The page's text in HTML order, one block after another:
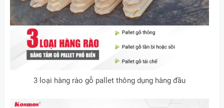
3 loại hàng rào gỗ pallet thông dụng hàng đầu